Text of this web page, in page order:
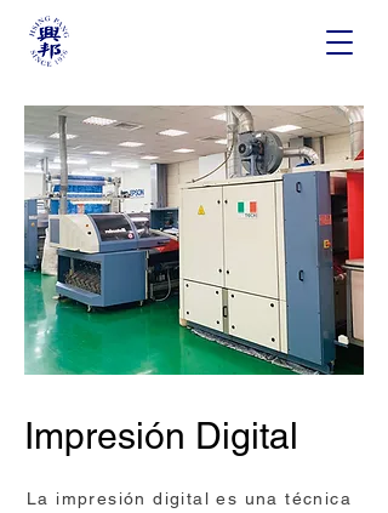
Impresión Digital
La impresión digital es una técnica